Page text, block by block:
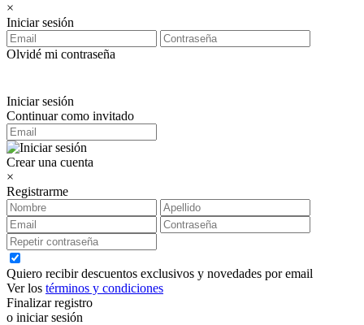
×
Iniciar sesión
Olvidé mi contraseña
Iniciar sesión
Continuar como invitado
Crear una cuenta
×
Registrarme
Quiero recibir descuentos exclusivos y novedades por email
Ver los términos y condiciones
Finalizar registro
o iniciar sesión